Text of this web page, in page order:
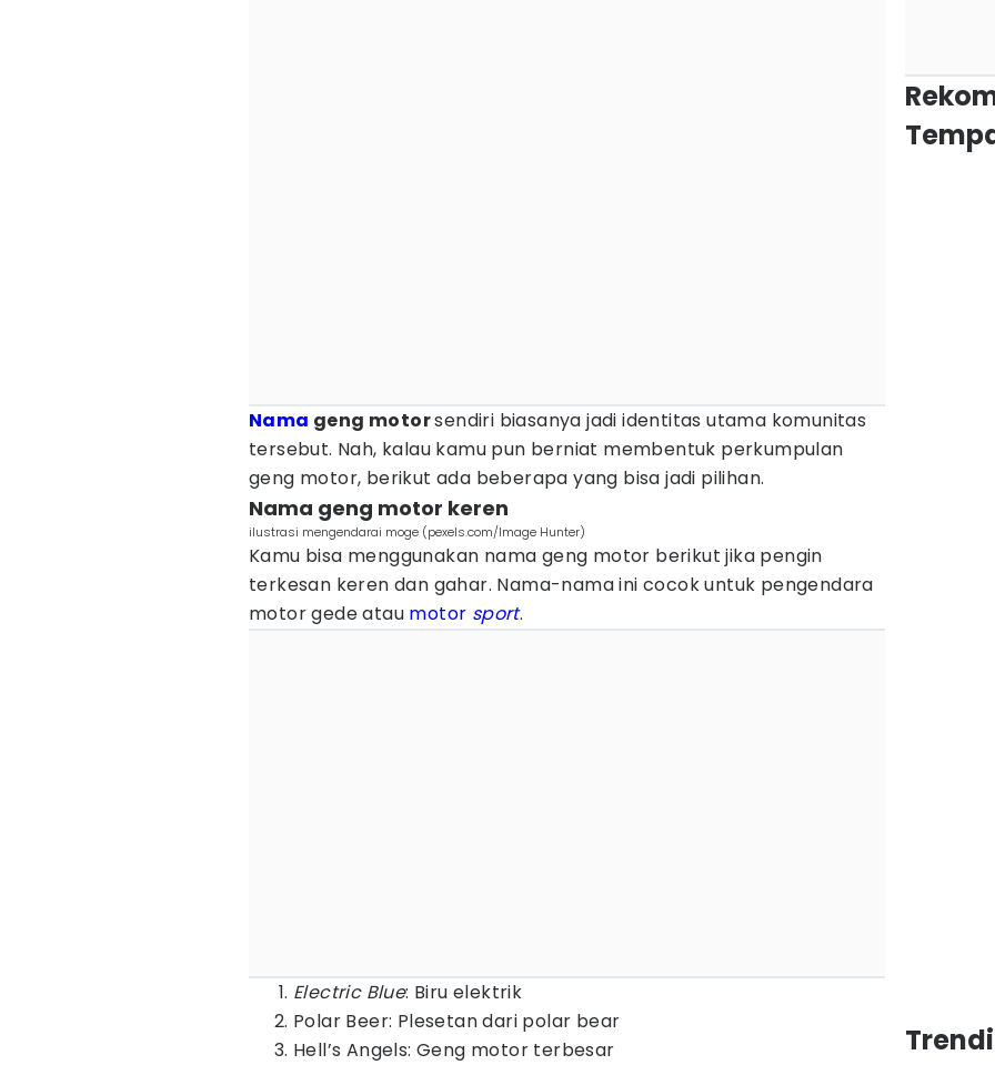
Nama geng motorsendiri biasanya jadi identitas utama komunitas
tersebut. Nah, kalau kamu pun berniat membentuk perkumpulan
geng motor, berikut ada beberapa yang bisa jadi pilihan.
Nama geng motor keren
ilustrasi mengendarai moge (pexels.com/Image Hunter)
Kamu bisa menggunakan nama geng motor berikut jika pengin
terkesan keren dan gahar. Nama-nama ini cocok untuk pengendara
motor gede atau motor sport.
Electric Blue: Biru elektrik
Polar Beer: Plesetan dari polar bear
Hell’s Angels: Geng motor terbesar